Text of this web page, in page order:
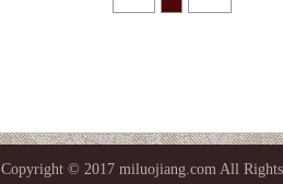
Copyright © 2017 miluojiang.com All